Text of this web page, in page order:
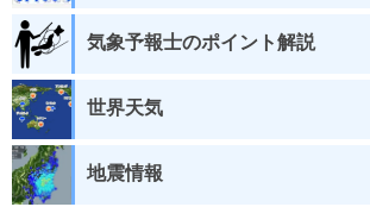
気象予報士のポイント解説
世界天気
地震情報